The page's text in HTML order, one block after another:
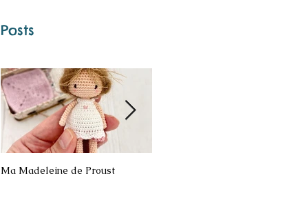
Posts
Ma Madeleine de Proust